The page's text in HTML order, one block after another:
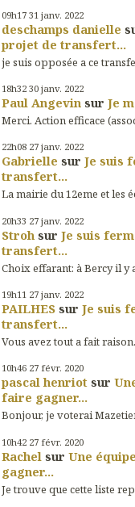
09h17 31 janv. 2022
deschamps danielle
projet de transfert...
je suis opposée a ce
18h32 30 janv. 2022
Paul Angevin sur Je
Merci. Action efficace
22h08 27 janv. 2022
Gabrielle sur Je suis
transfert...
La mairie du 12eme et les
20h33 27 janv. 2022
Stroh sur Je suis
transfert...
Choix effarant: à Bercy il y
19h11 27 janv. 2022
PAILHES sur Je suis
transfert...
Vous avez tout a fait
10h46 27 févr. 2020
pascal henriot sur
faire gagner...
Bonjour, je voterai
10h42 27 févr. 2020
Rachel sur Une
gagner...
Je trouve que cette liste